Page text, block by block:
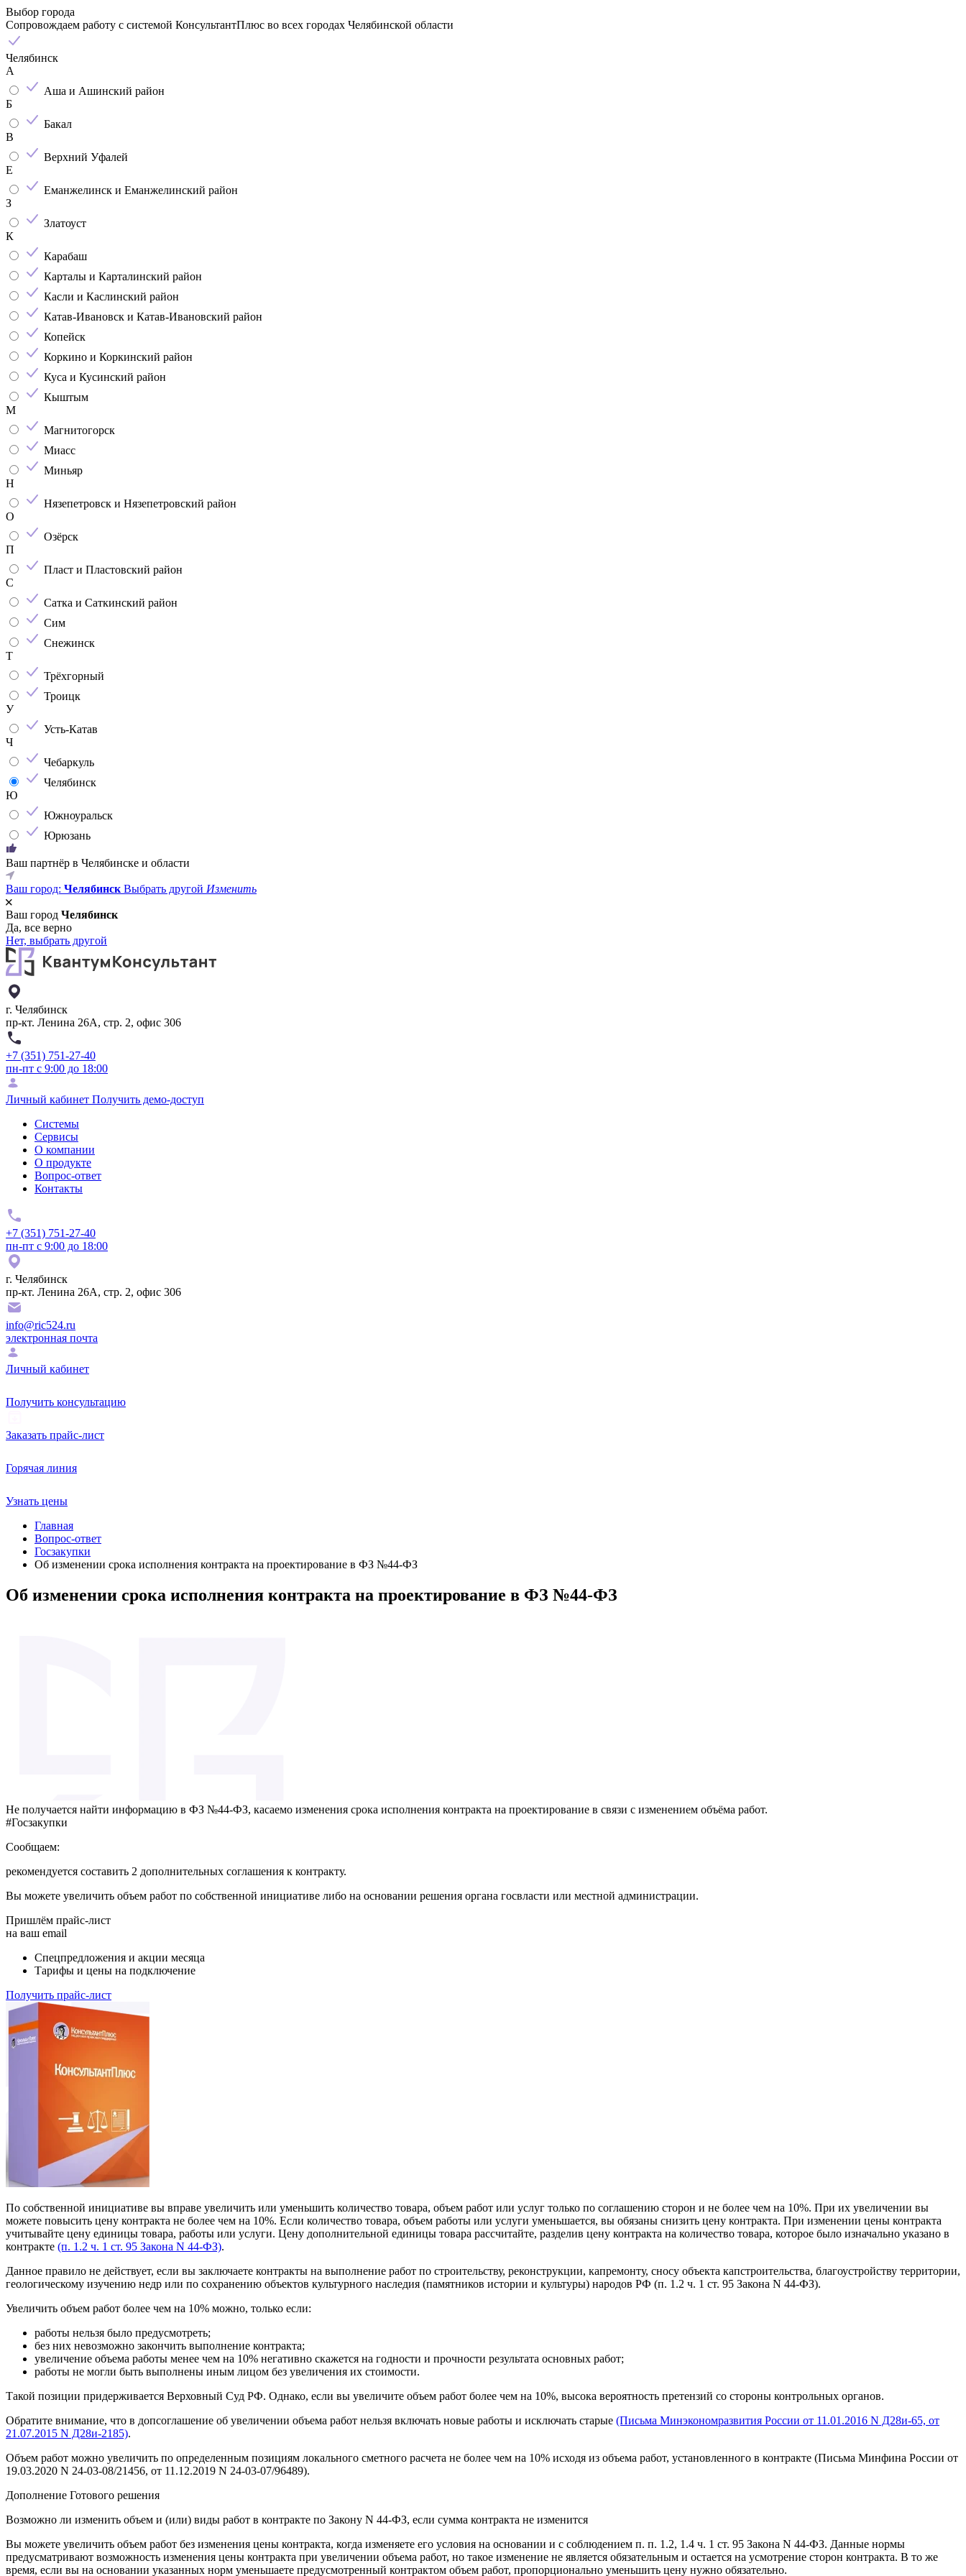
Выбор города
Сопровождаем работу с системой КонсультантПлюс во всех городах Челябинской области
Челябинск
А
Аша и Ашинский район
Б
Бакал
В
Верхний Уфалей
Е
Еманжелинск и Еманжелинский район
З
Златоуст
К
Карабаш
Карталы и Карталинский район
Касли и Каслинский район
Катав-Ивановск и Катав-Ивановский район
Копейск
Коркино и Коркинский район
Куса и Кусинский район
Кыштым
М
Магнитогорск
Миасс
Миньяр
Н
Нязепетровск и Нязепетровский район
О
Озёрск
П
Пласт и Пластовский район
С
Сатка и Саткинский район
Сим
Снежинск
Т
Трёхгорный
Троицк
У
Усть-Катав
Ч
Чебаркуль
Челябинск
Ю
Южноуральск
Юрюзань
Ваш партнёр в Челябинске и области
Ваш город: Челябинск Выбрать другой Изменить
Ваш город Челябинск
Да, все верно
Нет, выбрать другой
г. Челябинск
пр-кт. Ленина 26А, стр. 2, офис 306
+7 (351) 751-27-40
пн-пт с 9:00 до 18:00
Личный кабинет Получить демо-доступ
Системы
Сервисы
О компании
О продукте
Вопрос-ответ
Контакты
+7 (351) 751-27-40
пн-пт с 9:00 до 18:00
г. Челябинск
пр-кт. Ленина 26А, стр. 2, офис 306
info@ric524.ru
электронная почта
Личный кабинет
Получить консультацию
Заказать прайс-лист
Горячая линия
Узнать цены
Главная
Вопрос-ответ
Госзакупки
Об изменении срока исполнения контракта на проектирование в ФЗ №44-ФЗ
Об изменении срока исполнения контракта на проектирование в ФЗ №44-ФЗ
Не получается найти информацию в ФЗ №44-ФЗ, касаемо изменения срока исполнения контракта на проектирование в связи с изменением объёма работ.
#Госзакупки
Сообщаем:
рекомендуется составить 2 дополнительных соглашения к контракту.
Вы можете увеличить объем работ по собственной инициативе либо на основании решения органа госвласти или местной администрации.
Пришлём прайс-лист
на ваш email
Спецпредложения и акции месяца
Тарифы и цены на подключение
Получить прайс-лист
По собственной инициативе вы вправе увеличить или уменьшить количество товара, объем работ или услуг только по соглашению сторон и не более чем на 10%. При их увеличении вы
можете повысить цену контракта не более чем на 10%. Если количество товара, объем работы или услуги уменьшается, вы обязаны снизить цену контракта. При изменении цены контракта
учитывайте цену единицы товара, работы или услуги. Цену дополнительной единицы товара рассчитайте, разделив цену контракта на количество товара, которое было изначально указано в
контракте (п. 1.2 ч. 1 ст. 95 Закона N 44-ФЗ).
Данное правило не действует, если вы заключаете контракты на выполнение работ по строительству, реконструкции, капремонту, сносу объекта капстроительства, благоустройству территории,
геологическому изучению недр или по сохранению объектов культурного наследия (памятников истории и культуры) народов РФ (п. 1.2 ч. 1 ст. 95 Закона N 44-ФЗ).
Увеличить объем работ более чем на 10% можно, только если:
работы нельзя было предусмотреть;
без них невозможно закончить выполнение контракта;
увеличение объема работы менее чем на 10% негативно скажется на годности и прочности результата основных работ;
работы не могли быть выполнены иным лицом без увеличения их стоимости.
Такой позиции придерживается Верховный Суд РФ. Однако, если вы увеличите объем работ более чем на 10%, высока вероятность претензий со стороны контрольных органов.
Обратите внимание, что в допсоглашение об увеличении объема работ нельзя включать новые работы и исключать старые (Письма Минэкономразвития России от 11.01.2016 N Д28и-65, от
21.07.2015 N Д28и-2185).
Объем работ можно увеличить по определенным позициям локального сметного расчета не более чем на 10% исходя из объема работ, установленного в контракте (Письма Минфина России от
19.03.2020 N 24-03-08/21456, от 11.12.2019 N 24-03-07/96489).
Дополнение Готового решения
Возможно ли изменить объем и (или) виды работ в контракте по Закону N 44-ФЗ, если сумма контракта не изменится
Вы можете увеличить объем работ без изменения цены контракта, когда изменяете его условия на основании и с соблюдением п. п. 1.2, 1.4 ч. 1 ст. 95 Закона N 44-ФЗ. Данные нормы
предусматривают возможность изменения цены контракта при увеличении объема работ, но такое изменение не является обязательным и остается на усмотрение сторон контракта. В то же
время, если вы на основании указанных норм уменьшаете предусмотренный контрактом объем работ, пропорционально уменьшить цену нужно обязательно.